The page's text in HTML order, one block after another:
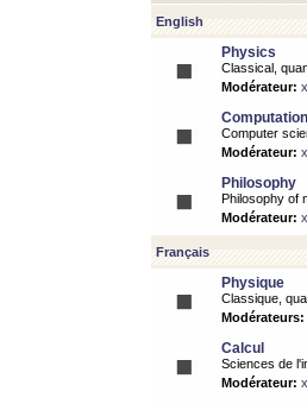
English
Physics
Classical,
Modérateur:
Computation
Computer
Modérateur:
Philosophy
Philosophy of
Modérateur:
Français
Physique
Classique,
Modérateurs:
Calcul
Sciences de
Modérateur: